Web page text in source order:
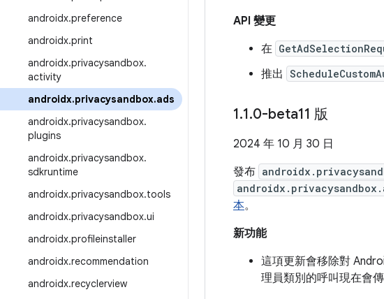
androidx.preference
androidx.print
androidx.privacysandbox.
activity
androidx.privacysandbox.ads
androidx.privacysandbox.
plugins
androidx.privacysandbox.
sdkruntime
androidx.privacysandbox.tools
androidx.privacysandbox.ui
androidx.profileinstaller
androidx.recommendation
androidx.recyclerview
API 變更
在
推出
1.1.0-beta11 版
2024 年 10 月 30 日
發布
本。
新功能
這項更新會移除對
理員類別的呼叫現在會傳